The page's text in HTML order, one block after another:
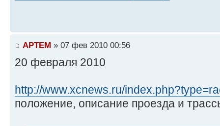
APTEM » 07 фев 2010 00:56
20 февраля 2010
http://www.xcnews.ru/
положение, описание проезда и